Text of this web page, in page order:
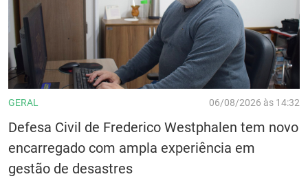
GERAL 06/08/2026 às 14:32
Defesa Civil de Frederico Westphalen tem novo
encarregado com ampla experiência em
gestão de desastres